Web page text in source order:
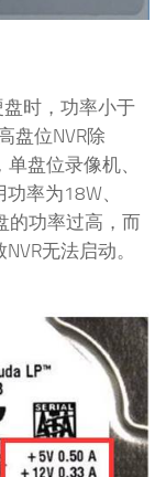
时，功率小于
盘位NVR除
盘位录像机、
率为18W、
的功率过高，而
无法启动。